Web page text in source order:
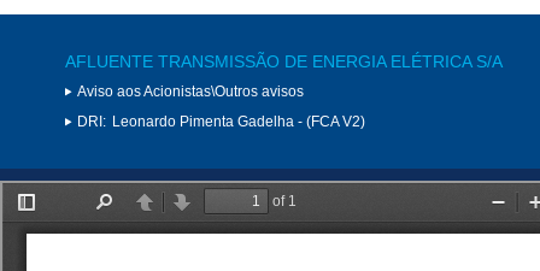
AFLUENTE TRANSMISSÃO DE ENERGIA ELÉTRICA S/A
Aviso aos Acionistas\Outros avisos
DRI: Leonardo Pimenta Gadelha - (FCA V2)